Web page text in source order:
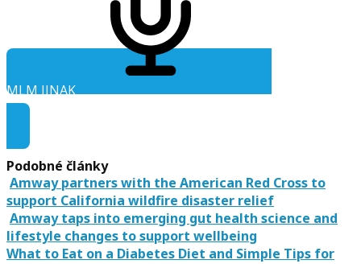
MLM JINAK
Audio ke stažení
Podobné články
Amway partners with the American Red Cross to
support California wildfire disaster relief
Amway taps into emerging gut health science and
lifestyle changes to support wellbeing
What to Eat on a Diabetes Diet and Simple Tips for